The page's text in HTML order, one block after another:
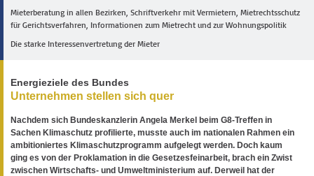
Mieterberatung in allen Bezirken, Schriftverkehr mit Vermietern, Mietrechtsschutz
für Gerichtsverfahren, Informationen zum Mietrecht und zur Wohnungspolitik
Die starke Interessenvertretung der Mieter
Energieziele des Bundes
Unternehmen stellen sich quer
Nachdem sich Bundeskanzlerin Angela Merkel beim G8-Treffen in
Sachen Klimaschutz profilierte, musste auch im nationalen Rahmen ein
ambitioniertes Klimaschutzprogramm aufgelegt werden. Doch kaum
ging es von der Proklamation in die Gesetzesfeinarbeit, brach ein Zwist
zwischen Wirtschafts- und Umweltministerium auf. Derweil hat der